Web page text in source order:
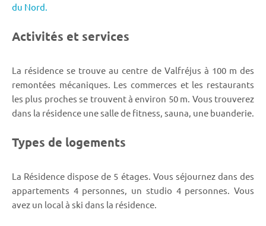
du Nord.
Activités et services
La résidence se trouve au centre de Valfréjus à 100 m des
remontées mécaniques. Les commerces et les restaurants
les plus proches se trouvent à environ 50 m. Vous trouverez
dans la résidence une salle de fitness, sauna, une buanderie.
Types de logements
La Résidence dispose de 5 étages. Vous séjournez dans des
appartements 4 personnes, un studio 4 personnes. Vous
avez un local à ski dans la résidence.